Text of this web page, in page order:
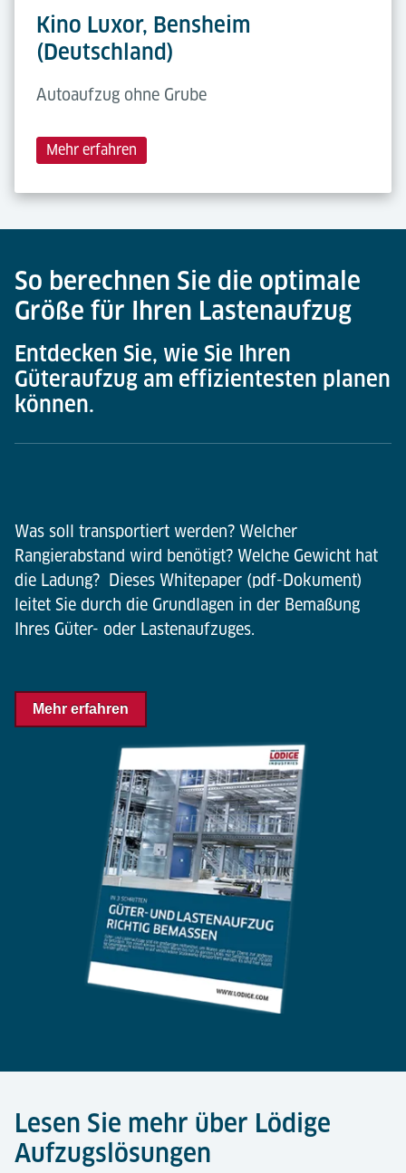
Kino Luxor, Bensheim
(Deutschland)
Autoaufzug ohne Grube
Mehr erfahren
So berechnen Sie die optimale
Größe für Ihren Lastenaufzug
Entdecken Sie, wie Sie Ihren
Güteraufzug am effizientesten planen
können.
Was soll transportiert werden? Welcher
Rangierabstand wird benötigt? Welche Gewicht hat
die Ladung? Dieses Whitepaper (pdf-Dokument)
leitet Sie durch die Grundlagen in der Bemaßung
Ihres Güter- oder Lastenaufzuges.
Mehr erfahren
Lesen Sie mehr über Lödige
Aufzugslösungen